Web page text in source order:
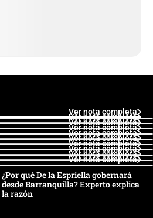
Ver nota completa
Ver nota completa
Ver nota completa
Ver nota completa
Ver nota completa
Ver nota completa
Ver nota completa
Ver nota completa
Ver nota completa
Ver nota completa
¿Por qué De la Espriella gobernará
desde Barranquilla? Experto explica
la razón